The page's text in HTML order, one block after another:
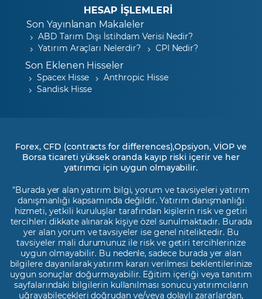
HESAP İŞLEMLERİ
Son Yayınlanan Makaleler
ABD Tarım Dışı İstihdam Verisi Nedir?
Yatırım Araçları Nelerdir?
CPI Nedir?
Son Eklenen Hisseler
Spacex Hisse
Anthropic Hisse
Sandisk Hisse
Forex, CFD (contracts for differences),Opsiyon, VİOP ve
Borsa ticareti yüksek oranda kayıp riski içerir ve her
yatırımcı için uygun olmayabilir.
"Burada yer alan yatırım bilgi, yorum ve tavsiyeleri yatırım
danışmanlığı kapsamında değildir. Yatırım danışmanlığı
hizmeti, yetkili kuruluşlar tarafından kişilerin risk ve getiri
tercihleri dikkate alınarak kişiye özel sunulmaktadır. Burada
yer alan yorum ve tavsiyeler ise genel niteliktedir. Bu
tavsiyeler mali durumunuz ile risk ve getiri tercihlerinize
uygun olmayabilir. Bu nedenle, sadece burada yer alan
bilgilere dayanılarak yatırım kararı verilmesi beklentilerinize
uygun sonuçlar doğurmayabilir. Eğitim içeriği veya tanıtım
sayfalarındaki bilgilerin kullanılması sonucu yatırımcıların
uğrayabilecekleri doğrudan ve/veya dolaylı zararlardan,